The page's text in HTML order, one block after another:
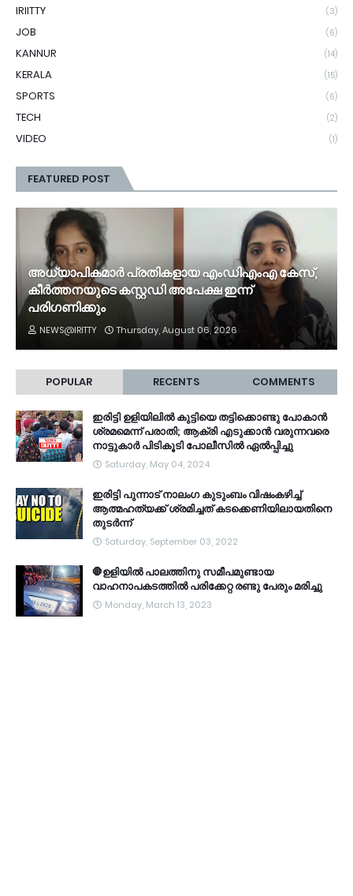
IRIITTY (3)
JOB (6)
KANNUR (14)
KERALA (15)
SPORTS (6)
TECH (2)
VIDEO (1)
FEATURED POST
അധ്യാപികമാർ പ്രതികളായ എംഡിഎംഎ കേസ്,
കീർത്തനയുടെ കസ്റ്റഡി അപേക്ഷ ഇന്ന്
പരിഗണിക്കും
NEWS@IRITTY Thursday, August 06, 2026
POPULAR RECENTS COMMENTS
ഇരിട്ടി ഉളിയിലിൽ കുട്ടിയെ തട്ടിക്കൊണ്ടു പോകാൻ
ശ്രമമെന്ന് പരാതി; ആക്രി എടുക്കാൻ വരുന്നവരെ
നാട്ടുകാർ പിടികൂടി പോലീസിൽ ഏൽപ്പിച്ചു
Saturday, May 04, 2024
ഇരിട്ടി പുന്നാട് നാലംഗ കുടുംബം വിഷംകഴിച്ച്‌
ആത്മഹത്യക്ക് ശ്രമിച്ചത് കടക്കെണിയിലായതിനെ
തുടർന്ന്
Saturday, September 03, 2022
🛑ഉളിയിൽ പാലത്തിനു സമീപമുണ്ടായ
വാഹനാപകടത്തിൽ പരിക്കേറ്റ രണ്ടു പേരും മരിച്ചു
Monday, March 13, 2023